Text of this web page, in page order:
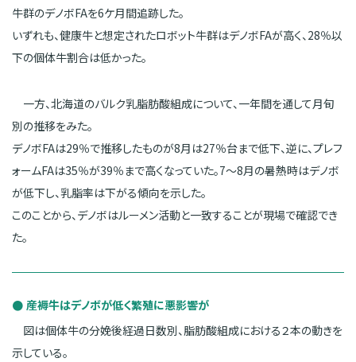
牛群のデノボFAを6ケ月間追跡した。
いずれも、健康牛と想定されたロボット牛群はデノボFAが高く、28％以
下の個体牛割合は低かった。
一方、北海道のバルク乳脂肪酸組成について、一年間を通して月旬
別の推移をみた。
デノボFAは29％で推移したものが8月は27％台まで低下、逆に、プレフ
ォームFAは35％が39％まで高くなっていた。7～8月の暑熱時はデノボ
が低下し、乳脂率は下がる傾向を示した。
このことから、デノボはルーメン活動と一致することが現場で確認でき
た。
産褥牛はデノボが低く繁殖に悪影響が
図は個体牛の分娩後経過日数別、脂肪酸組成における２本の動きを
示している。